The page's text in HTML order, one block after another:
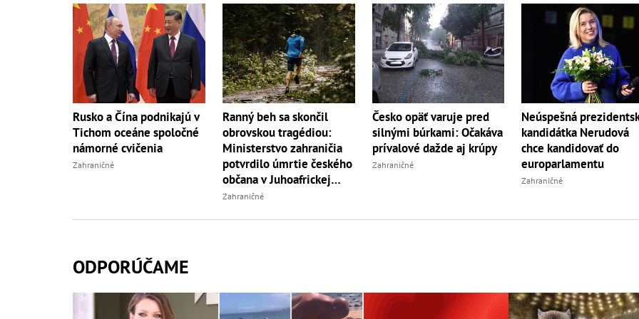
Rusko a Čína podnikajú v
Tichom oceáne spoločné
námorné cvičenia
Zahraničné
Ranný beh sa skončil
obrovskou tragédiou:
Ministerstvo zahraničia
potvrdilo úmrtie českého
občana v Juhoafrickej
republike!
Zahraničné
Česko opäť varuje pred
silnými búrkami: Očakáva
prívalové dažde aj krúpy
Zahraničné
Neúspešná
kandidátka Nerudová
chce kandidovať do
europarlamentu
Zahraničné
ODPORÚČAME